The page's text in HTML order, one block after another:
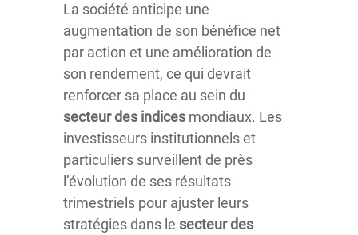
La société anticipe une
augmentation de son bénéfice net
par action et une amélioration de
son rendement, ce qui devrait
renforcer sa place au sein du
secteur des indices mondiaux. Les
investisseurs institutionnels et
particuliers surveillent de près
l’évolution de ses résultats
trimestriels pour ajuster leurs
stratégies dans le secteur des